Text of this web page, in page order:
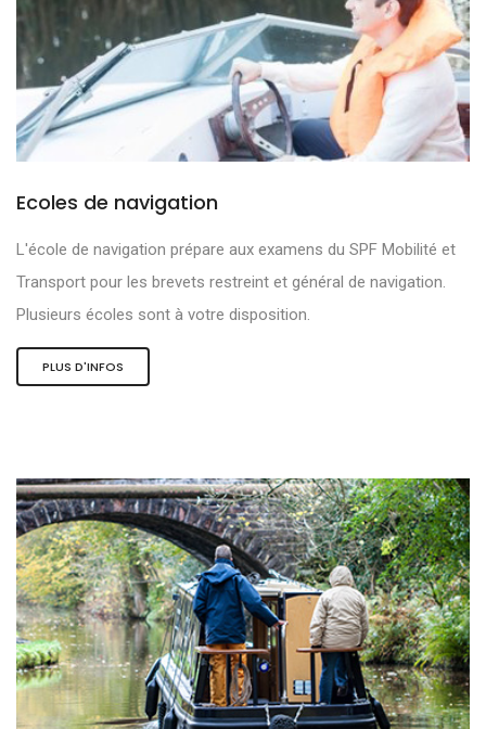
Ecoles de navigation
L'école de navigation prépare aux examens du SPF Mobilité et
Transport pour les brevets restreint et général de navigation.
Plusieurs écoles sont à votre disposition.
PLUS D'INFOS